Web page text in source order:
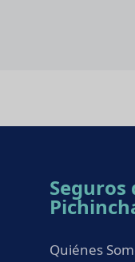
Seguros
Quiénes